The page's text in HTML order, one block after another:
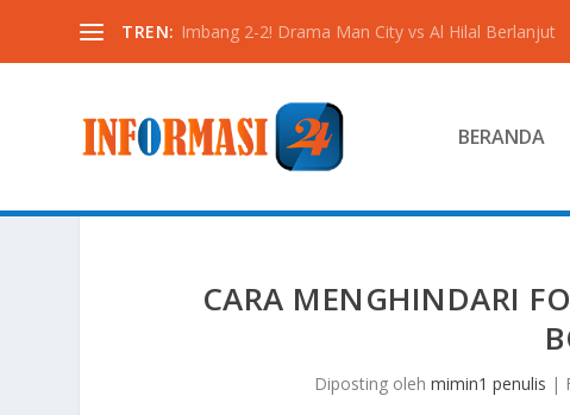
TREN: Imbang 2-2! Drama Man City vs Al Hilal Berlanjut
BERANDA
CARA MENGHINDARI
Diposting oleh mimin1 penulis |